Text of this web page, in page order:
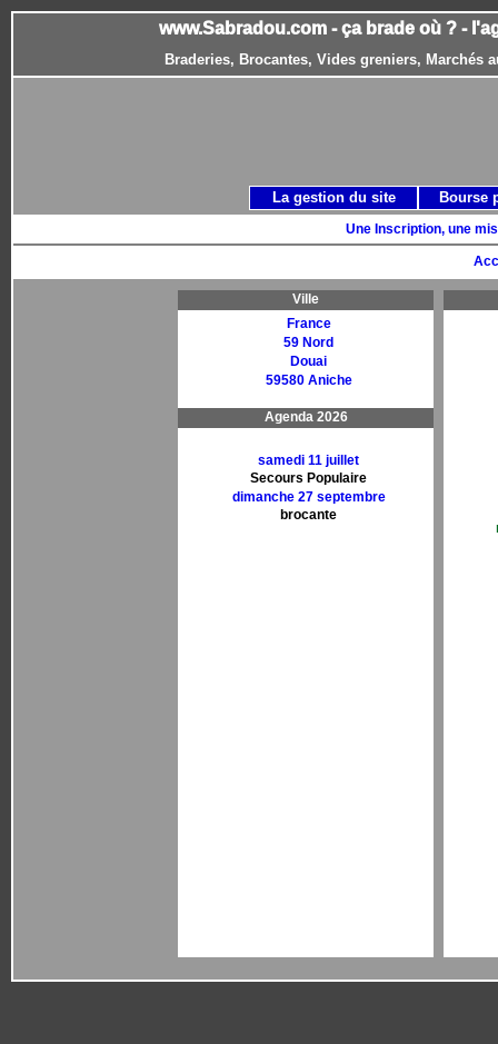
www.Sabradou.com - ça brade où ? -
Braderies, Brocantes, Vides greniers, Marchés
Une Inscription, une
Ville
France
59 Nord
Douai
59580 Aniche
Agenda 2026
samedi 11 juillet
Secours Populaire
dimanche 27 septembre
brocante
La gestion du site Bourse